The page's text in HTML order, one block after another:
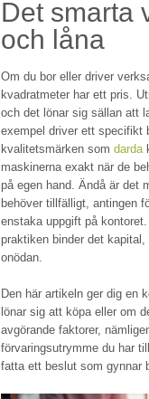
Det smarta
och låna
Om du bor eller driver
kvadratmeter har ett pris.
och det lönar sig sällan att
exempel driver ett specifikt
kvalitetsmärken som darda
maskinerna exakt när de
på egen hand. Ändå är det
behöver tillfälligt, antingen
enstaka uppgift på
praktiken binder det
onödan.
Den här artikeln ger dig en
lönar sig att köpa eller om
avgörande faktorer,
förvaringsutrymme du har
fatta ett beslut som gynnar